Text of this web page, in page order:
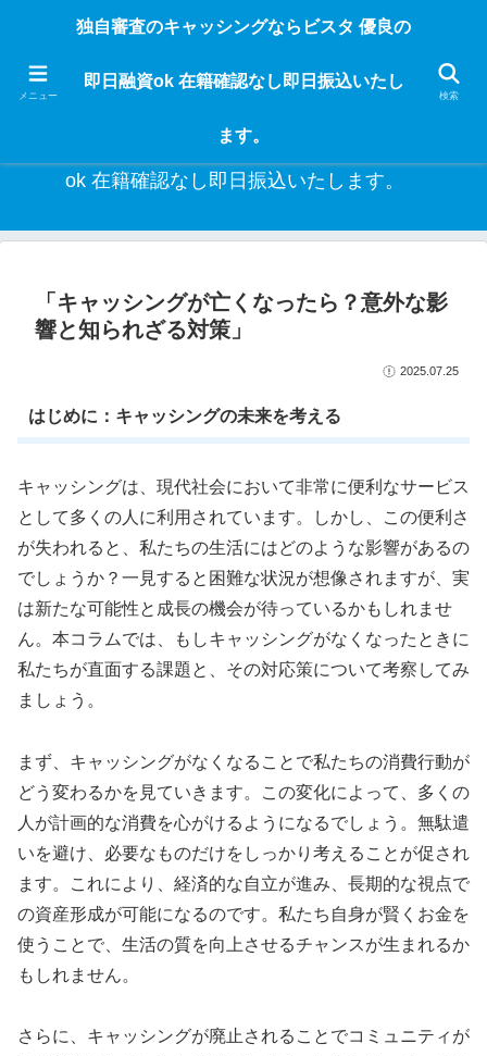
独自審査のフリーローンならビスタなら24時間365日 在籍確認なしで借りれる
な入用があっても安心！融資率97％！仕事をしている人ならブラックでも給料
日返済の１ヶ月融資で借りられるから安心！
独自審査のキャッシングならビスタ 優良の即日融資
ok 在籍確認なし即日振込いたします。
「キャッシングが亡くなったら？意外な影
響と知られざる対策」
2025.07.25
はじめに：キャッシングの未来を考える
キャッシングは、現代社会において非常に便利なサービス
として多くの人に利用されています。しかし、この便利さ
が失われると、私たちの生活にはどのような影響があるの
でしょうか？一見すると困難な状況が想像されますが、実
は新たな可能性と成長の機会が待っているかもしれませ
ん。本コラムでは、もしキャッシングがなくなったときに
私たちが直面する課題と、その対応策について考察してみ
ましょう。
まず、キャッシングがなくなることで私たちの消費行動が
どう変わるかを見ていきます。この変化によって、多くの
人が計画的な消費を心がけるようになるでしょう。無駄遣
いを避け、必要なものだけをしっかり考えることが促され
ます。これにより、経済的な自立が進み、長期的な視点で
の資産形成が可能になるのです。私たち自身が賢くお金を
使うことで、生活の質を向上させるチャンスが生まれるか
もしれません。
さらに、キャッシングが廃止されることでコミュニティが
メニュー
独自審査のキャッシングならビスタ 優良の
即日融資ok 在籍確認なし即日振込いたし
ます。
検索